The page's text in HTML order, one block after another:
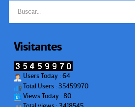
Visitantes
Users Today : 64
Total Users : 35459970
Views Today : 80